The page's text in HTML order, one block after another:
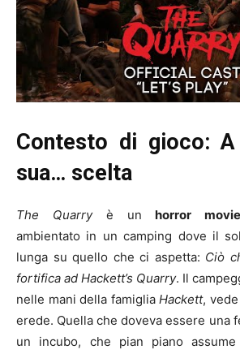
Contesto di gioco:
sua… scelta
The Quarryè unhorror
ambientato in un camping dove il
lunga su quello che ci aspetta: Ciò
fortifica ad Hackett’s Quarry. Il
nelle mani della famiglia Hackett, vede
erede. Quella che doveva essere una
un incubo, che pian piano